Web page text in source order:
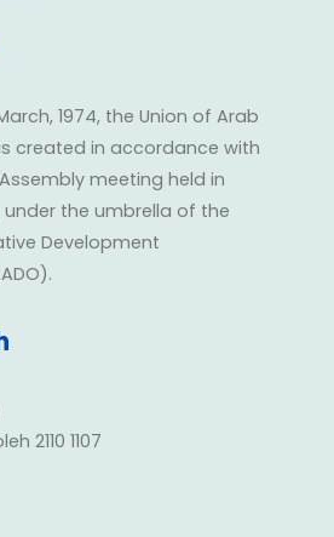
1974, the Union of Arab
created in accordance with
meeting held in
under the umbrella of the
Development
2110 1107